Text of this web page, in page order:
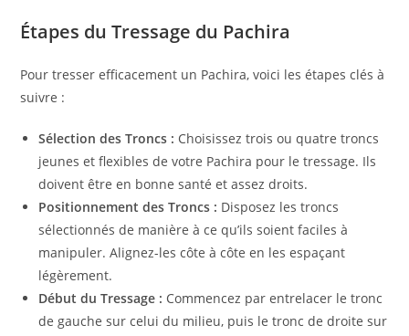
Étapes du Tressage du Pachira
Pour tresser efficacement un Pachira, voici les étapes clés à
suivre :
Sélection des Troncs : Choisissez trois ou quatre troncs
jeunes et flexibles de votre Pachira pour le tressage. Ils
doivent être en bonne santé et assez droits.
Positionnement des Troncs : Disposez les troncs
sélectionnés de manière à ce qu’ils soient faciles à
manipuler. Alignez-les côte à côte en les espaçant
légèrement.
Début du Tressage : Commencez par entrelacer le tronc
de gauche sur celui du milieu, puis le tronc de droite sur